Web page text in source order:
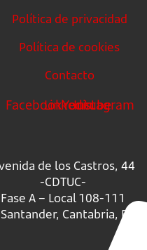
Política de privacidad
Política de cookies
Contacto
FacebookLinkedin
Youtube
Instagram
de los Castros, 44
-CDTUC-
Fase A – Local 108-111
Cantabria,